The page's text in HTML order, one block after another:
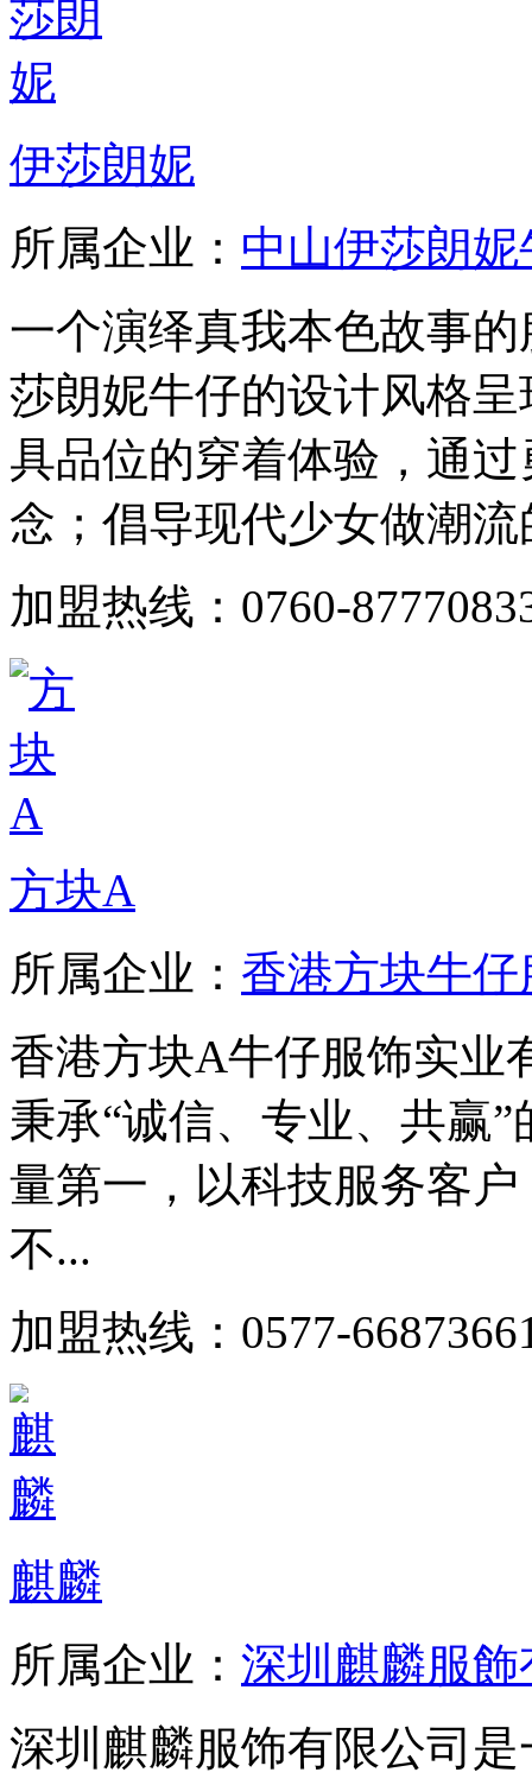
伊莎朗妮
所属企业： 中山伊莎朗
一个演绎真我本色故事
莎朗妮牛仔的设计风格
具品位的穿着体验，通
念；倡导现代少女做潮
加盟热线：0760-
方块A
所属企业： 香港方块牛
香港方块A牛仔服饰实业
秉承“诚信、专业、共赢
量第一，以科技服务客
不...
加盟热线：0577-
麒麟
所属企业： 深圳麒麟服
深圳麒麟服饰有限公司